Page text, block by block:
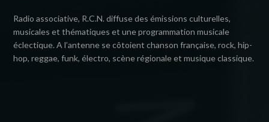
Radio associative, R.C.N. diffuse des émissions culturelles,
musicales et thématiques et une programmation musicale
éclectique. A l’antenne se côtoient chanson française, rock, hip-
hop, reggae, funk, électro, scène régionale et musique classique.